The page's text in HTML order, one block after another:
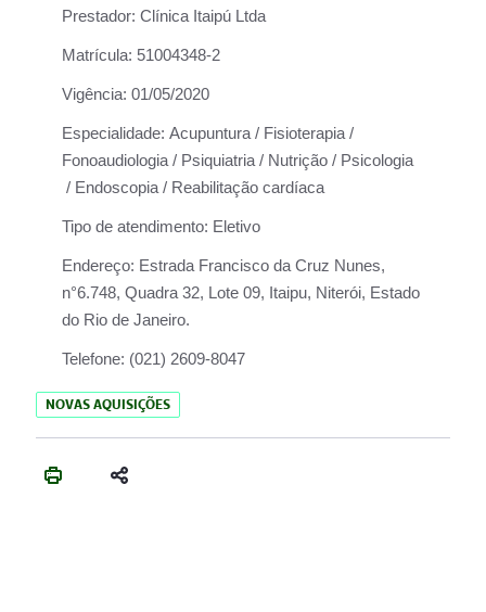
Prestador: Clínica Itaipú Ltda
Matrícula: 51004348-2
Vigência: 01/05/2020
Especialidade: Acupuntura / Fisioterapia /
Fonoaudiologia / Psiquiatria / Nutrição / Psicologia
/ Endoscopia / Reabilitação cardíaca
Tipo de atendimento: Eletivo
Endereço: Estrada Francisco da Cruz Nunes,
n°6.748, Quadra 32, Lote 09, Itaipu, Niterói, Estado
do Rio de Janeiro.
Telefone: (021) 2609-8047
NOVAS AQUISIÇÕES